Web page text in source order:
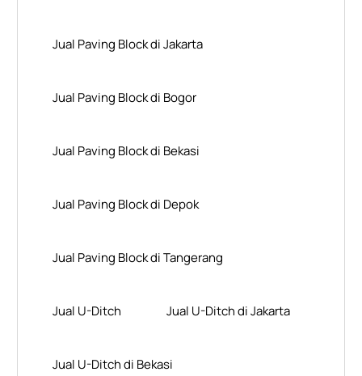
Jual Paving Block di Jakarta
Jual Paving Block di Bogor
Jual Paving Block di Bekasi
Jual Paving Block di Depok
Jual Paving Block di Tangerang
Jual U-Ditch Jual U-Ditch di Jakarta
Jual U-Ditch di Bekasi